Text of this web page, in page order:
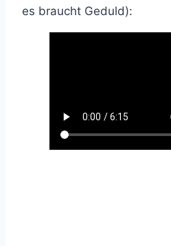
es braucht Geduld):